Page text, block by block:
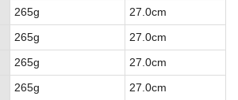
265g
27.0cm
265g
27.0cm
265g
27.0cm
265g 27.0cm